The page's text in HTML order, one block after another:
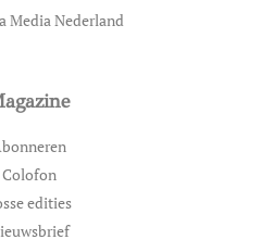
Media Nederland
Colofon
edities